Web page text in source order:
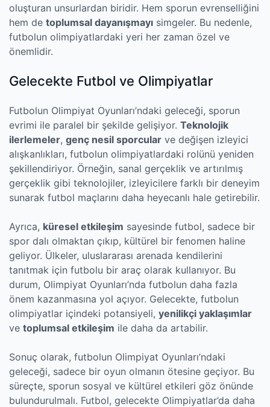
oluşturan unsurlardan biridir. Hem sporun evrenselliğini
hem de toplumsal dayanışmayı simgeler. Bu nedenle,
futbolun olimpiyatlardaki yeri her zaman özel ve
önemlidir.
Gelecekte Futbol ve Olimpiyatlar
Futbolun Olimpiyat Oyunları’ndaki geleceği, sporun
evrimi ile paralel bir şekilde gelişiyor. Teknolojik
ilerlemeler, genç nesil sporcular ve değişen izleyici
alışkanlıkları, futbolun olimpiyatlardaki rolünü yeniden
şekillendiriyor. Örneğin, sanal gerçeklik ve artırılmış
gerçeklik gibi teknolojiler, izleyicilere farklı bir deneyim
sunarak futbol maçlarını daha heyecanlı hale getirebilir.
Ayrıca, küresel etkileşim sayesinde futbol, sadece bir
spor dalı olmaktan çıkıp, kültürel bir fenomen haline
geliyor. Ülkeler, uluslararası arenada kendilerini
tanıtmak için futbolu bir araç olarak kullanıyor. Bu
durum, Olimpiyat Oyunları’nda futbolun daha fazla
önem kazanmasına yol açıyor. Gelecekte, futbolun
olimpiyatlar içindeki potansiyeli, yenilikçi yaklaşımlar
ve toplumsal etkileşim ile daha da artabilir.
Sonuç olarak, futbolun Olimpiyat Oyunları’ndaki
geleceği, sadece bir oyun olmanın ötesine geçiyor. Bu
süreçte, sporun sosyal ve kültürel etkileri göz önünde
bulundurulmalı. Futbol, gelecekte Olimpiyatlar’da daha